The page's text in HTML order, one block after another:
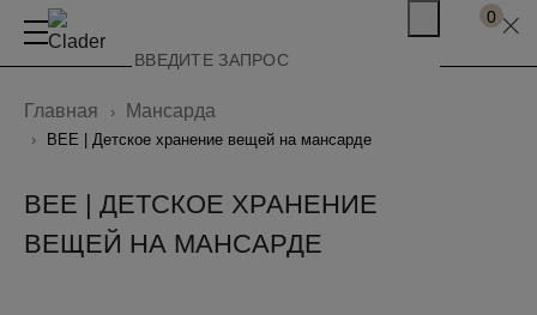
0
Главная Мансарда
BEE | Детское хранение вещей на мансарде
BEE | ДЕТСКОЕ ХРАНЕНИЕ
ВЕЩЕЙ НА МАНСАРДЕ